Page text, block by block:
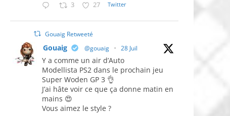
3 27 Twitter
Gouaig Retweeté
Gouaig @gouaig · 28 Juil
Y a comme un air d’Auto
Modellista PS2 dans le prochain jeu
Super Woden GP 3 👌
J’ai hâte voir ce que ça donne matin en
mains 😍
Vous aimez le style ?